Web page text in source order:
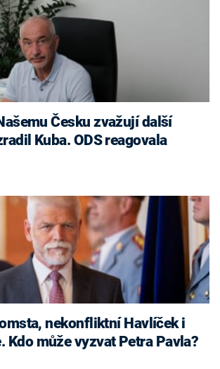
Kuba. ODS reagovala
Kdo může vyzvat Petra Pavla?